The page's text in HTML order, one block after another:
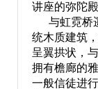
讲座的弥陀殿
与虹霓桥
统木质建筑
呈翼拱状，
拥有檐廊的
一般信徒进